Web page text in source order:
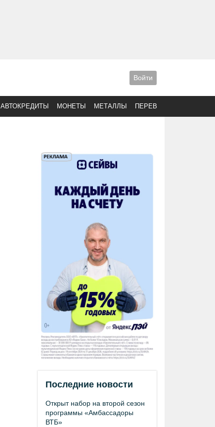
Войти
АВТОКРЕДИТЫ МОНЕТЫ МЕТАЛЛЫ ПЕРЕВОДЫ
Последние новости
Открыт набор на второй сезон
программы «Амбассадоры
ВТБ»